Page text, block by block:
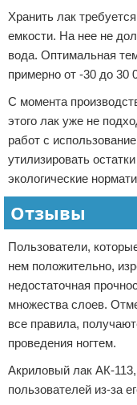
Хранить лак
емкости. На нее не
вода. Оптимальная
примерно от -30 до 30
С момента
этого лак уже не
работ с
утилизировать
экологические
Отзывы
Пользователи,
нем положительно,
недостаточная
множества слоев.
все правила,
проведения ногтем.
Акриловый лак АК-
пользователей из-за